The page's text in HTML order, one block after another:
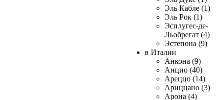
Эль Кабле (1)
Эль Рок (1)
Эсплугес-де-
Льобрегат (4)
Эстепона (9)
в Италии
Анкона (9)
Анцио (40)
Ареццо (14)
Ариццано (3)
Арона (4)